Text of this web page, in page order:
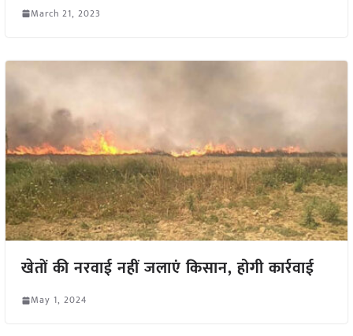
March 21, 2023
खेतों की नरवाई नहीं जलाएं किसान, होगी कार्रवाई
May 1, 2024